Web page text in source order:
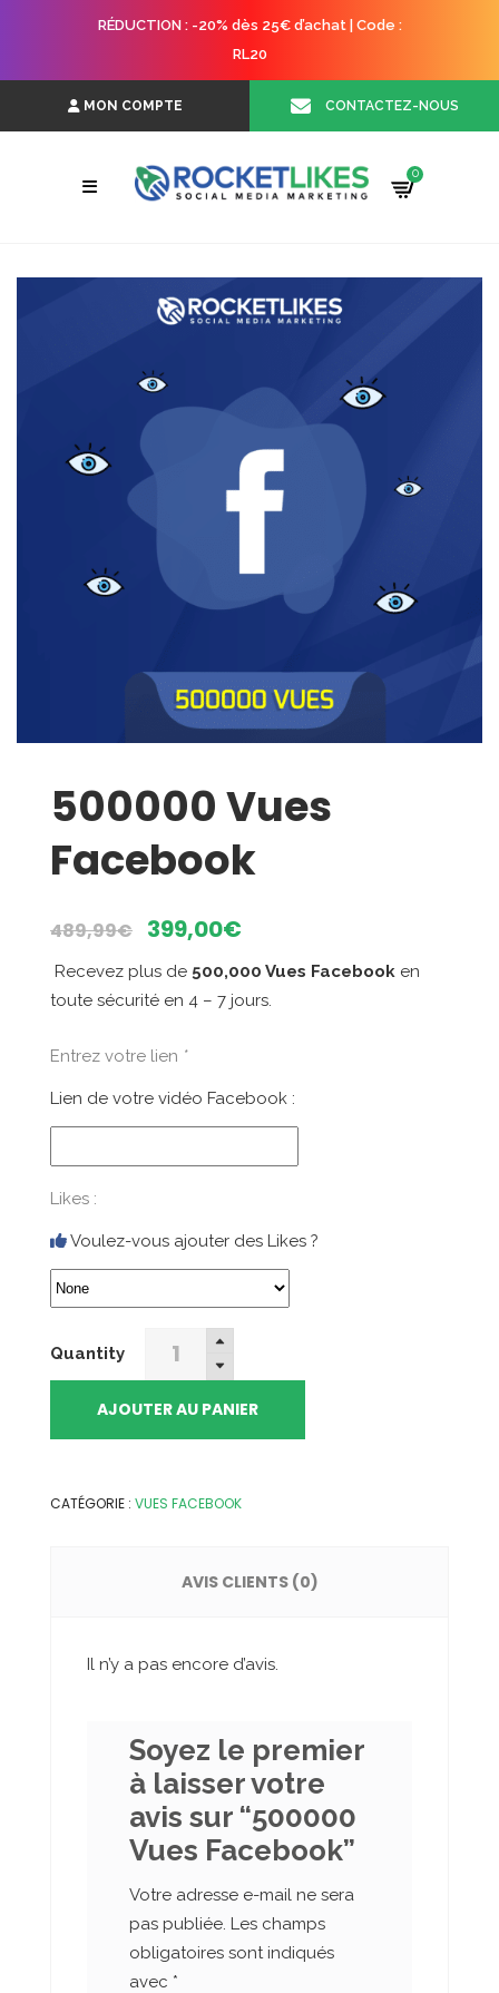
RÉDUCTION : -20% dès 25€ d’achat | Code :
RL20
MON COMPTE CONTACTEZ-NOUS
0
500000 Vues
Facebook
489,99€
Le
prix
initial
était :
489,99€.
399,00€
prix
actuel
est :
Recevez plus de 500,000 Vues Facebook en
toute sécurité en 4 – 7 jours.
Entrez votre lien *
Lien de votre vidéo Facebook :
Likes :
Voulez-vous ajouter des Likes ?
Quantity
500000
Facebook
AJOUTER AU PANIER
CATÉGORIE : VUES FACEBOOK
AVIS CLIENTS (0)
Il n’y a pas encore d’avis.
Soyez le premier
à laisser votre
avis sur “500000
Vues Facebook”
Votre adresse e-mail ne sera
pas publiée. Les champs
obligatoires sont indiqués
avec *